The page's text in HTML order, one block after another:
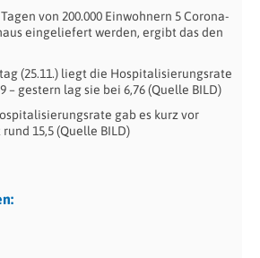
von 200.000 Einwohnern 5 Corona-
eingeliefert werden, ergibt das den
(25.11.) liegt die Hospitalisierungsrate
– gestern lag sie bei 6,76 (Quelle BILD)
gab es kurz vor
15,5 (Quelle BILD)